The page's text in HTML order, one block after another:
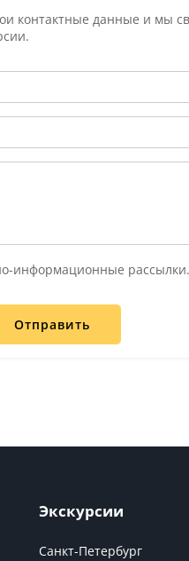
контактные данные и мы
информационные рассылки.
Отправить
Экскурсии
Санкт-Петербург